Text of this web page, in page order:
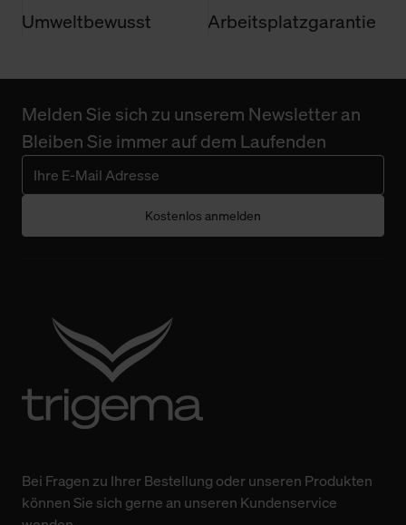
Umweltbewusst Arbeitsplatzgarantie
Melden Sie sich zu unserem Newsletter an
Bleiben Sie immer auf dem Laufenden
Kostenlos anmelden
Bei Fragen zu Ihrer Bestellung oder unseren Produkten
können Sie sich gerne an unseren Kundenservice